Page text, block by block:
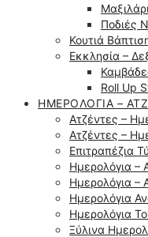
Ποδιές
Κουτιά
Εκκλησία –
Roll Up
ΗΜΕΡΟΛΌΓΙΑ –
Ατζέντες –
Ατζέντες –
Επιτραπέζια
Ημερολόγια –
Ημερολόγια –
Ημερολόγια
Ημερολόγια
Ξύλινα